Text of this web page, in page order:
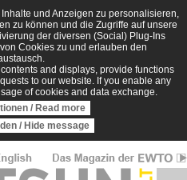
und Anzeigen zu personalisieren,
zu können und die Zugriffe auf unsere
der diversen (Social) Plug-Ins
Cookies zu und erlauben den
and displays, provide functions
to our website. If you enable any
of cookies and data exchange.
/ Read more
/ Hide message